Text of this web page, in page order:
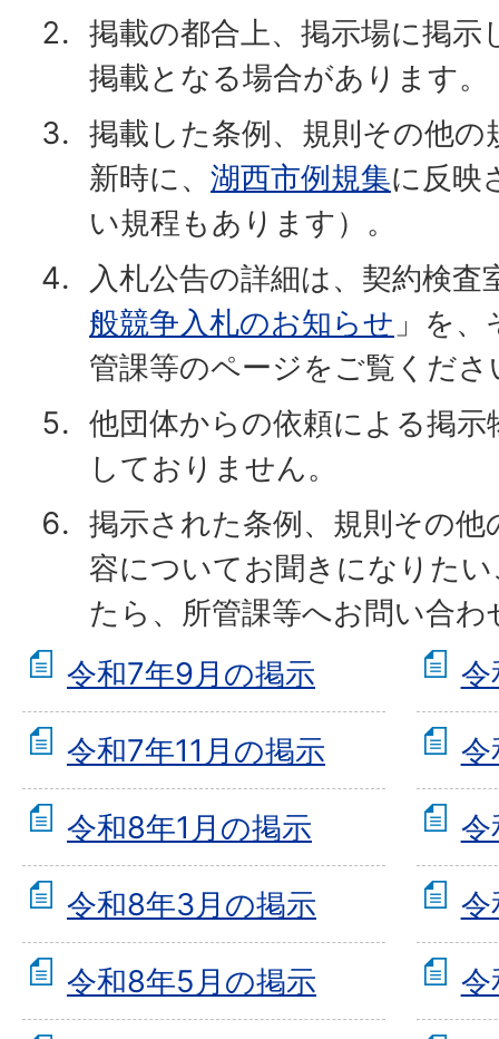
掲載の都合上、掲示場に掲示
掲載となる場合があります。
掲載した条例、規則その他の
新時に、 湖西市例規集に反映
い規程もあります）。
入札公告の詳細は、契約検査
般競争入札のお知らせ 」を
管課等のページをご覧くださ
他団体からの依頼による掲
しておりません。
掲示された条例、規則その他
容についてお聞きになりた
たら、所管課等へお問い合
令和7年9月の掲示
令
令和7年11月の掲示 令
令和8年1月の掲示 令
令和8年3月の掲示 令
令和8年5月の掲示 令